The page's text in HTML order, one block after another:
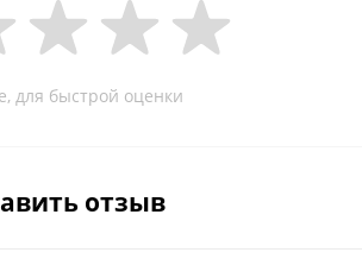
для быстрой оценки
отзыв